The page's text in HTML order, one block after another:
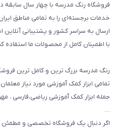
طرح های تشویقی
گیفت ها و جوایز
سایر محصولات
فروشگاه رنگ مدرسه با چهار سال سابقه
خدمات برجسته‌ای را به تمامی مناطق
ارسال به سراسر کشور و پشتیبانی
با اطمینان کامل از محصولات ما استفاده
رنگ مدرسه بزرگ ترین و کامل ترین
تمامی ابزار کمک آموزشی مورد نیاز
جمله ابزار کمک آموزشی ریاضی،فارسی ،
…
اگر دنبال یک فروشگاه تخصصی و مطمئن